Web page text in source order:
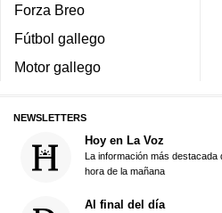
Forza Breo
Fútbol gallego
Motor gallego
NEWSLETTERS
Hoy en La Voz
La información más
hora de la mañana
Al final del día